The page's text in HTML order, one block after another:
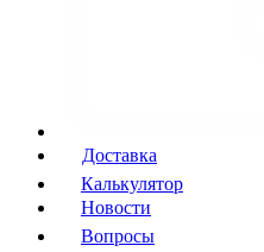
Доставка
Калькулятор
Новости
Вопросы